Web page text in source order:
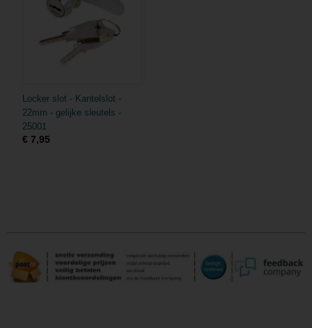
Locker slot - Kantelslot -
22mm - gelijke sleutels -
25001
€ 7,95